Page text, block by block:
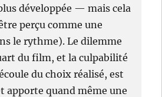
développée — mais cela
perçu comme une
le rythme). Le dilemme
du film, et la culpabilité
du choix réalisé, est
apporte quand même une